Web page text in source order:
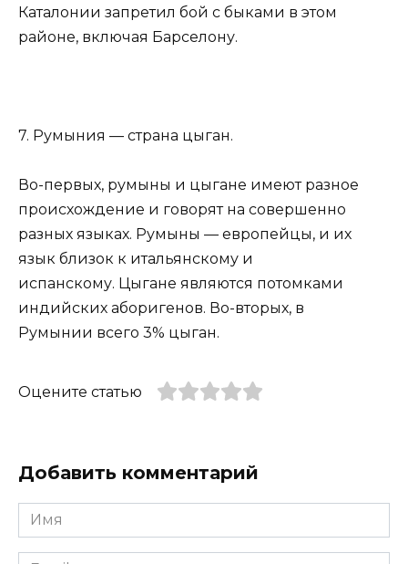
Каталонии запретил бой с быками в этом
районе, включая Барселону.
7. Румыния — страна цыган.
Во-первых, румыны и цыгане имеют разное
происхождение и говорят на совершенно
разных языках. Румыны — европейцы, и их
язык близок к итальянскому и
испанскому. Цыгане являются потомками
индийских аборигенов. Во-вторых, в
Румынии всего 3% цыган.
Оцените статью
Добавить комментарий
Имя
*